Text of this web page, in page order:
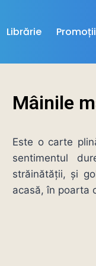
Librărie Promoții
Mâinile
Este o carte
sentimentul
străinătății, și
acasă, în poarta